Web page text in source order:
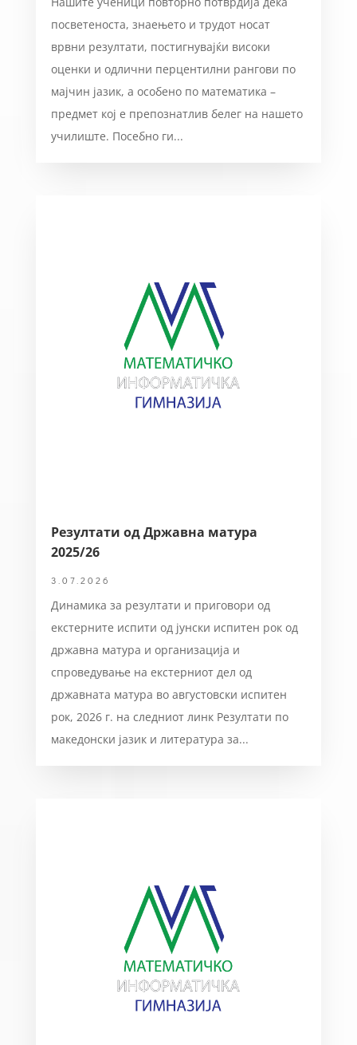
посветеноста, знаењето и трудот носат
врвни резултати, постигнувајќи високи
оценки и одлични перцентилни рангови по
мајчин јазик, а особено по математика –
предмет кој е препознатлив белег на нашето
училиште. Посебно ги...
Резултати од Државна матура
2025/26
3.07.2026
Динамика за резултати и приговори од
екстерните испити од јунски испитен рок од
државна матура и организација и
спроведување на екстерниот дел од
државната матура во августовски испитен
рок, 2026 г. на следниот линк Резултати по
македонски јазик и литература за...